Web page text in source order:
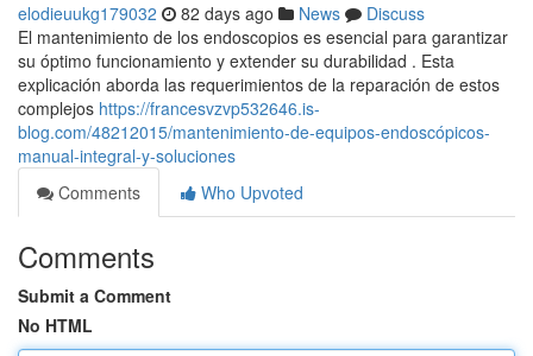
elodieuukg179032 82 days ago News
Discuss
El mantenimiento de los endoscopios es esencial para garantizar
su óptimo funcionamiento y extender su durabilidad . Esta
explicación aborda las requerimientos de la reparación de estos
complejos https://francesvzvp532646.is-
blog.com/48212015/mantenimiento-de-equipos-endoscópicos-
manual-integral-y-soluciones
Comments
Who Upvoted
Comments
Submit a Comment
No HTML